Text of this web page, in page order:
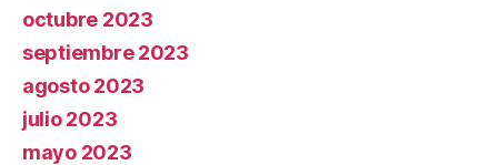
octubre 2023
septiembre 2023
agosto 2023
julio 2023
mayo 2023